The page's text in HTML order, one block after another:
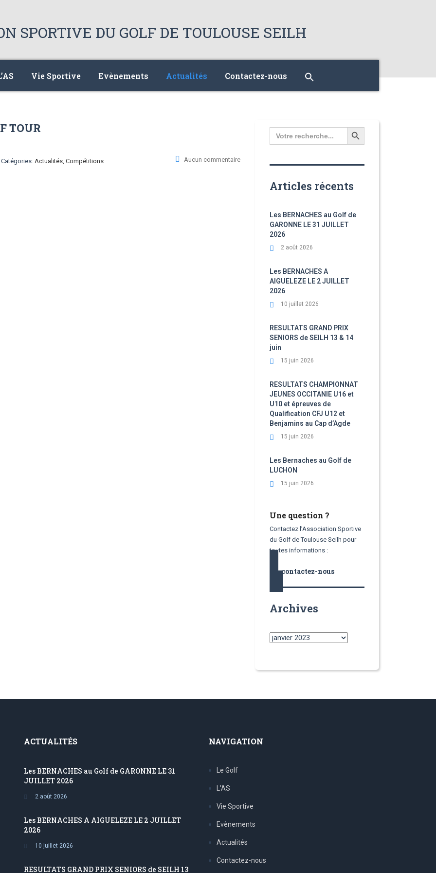
Vie Sportive Evènements Actualités Contactez-nous
TOUR
Catégories: Actualités, Compétitions Aucun commentaire
Search
for:
Articles récents
Les BERNACHES au Golf de
GARONNE LE 31 JUILLET
2026
2 août 2026
Les BERNACHES A
AIGUELEZE LE 2 JUILLET
2026
10 juillet 2026
RESULTATS GRAND PRIX
SENIORS de SEILH 13 & 14
juin
15 juin 2026
RESULTATS CHAMPIONNAT
JEUNES OCCITANIE U16 et
U10 et épreuves de
Qualification CFJ U12 et
Benjamins au Cap d’Agde
15 juin 2026
Les Bernaches au Golf de
LUCHON
15 juin 2026
Une question ?
Contactez l’Association Sportive
du Golf de Toulouse Seilh pour
toutes informations :
contactez-nous
Archives
Archives
ACTUALITÉS
Les BERNACHES au Golf de GARONNE LE 31
JUILLET 2026
2 août 2026
Les BERNACHES A AIGUELEZE LE 2 JUILLET
2026
10 juillet 2026
RESULTATS GRAND PRIX SENIORS de SEILH 13
NAVIGATION
Le Golf
L’AS
Vie Sportive
Evènements
Actualités
Contactez-nous